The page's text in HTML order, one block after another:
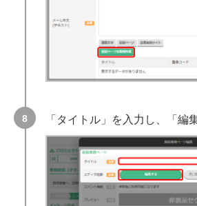
「タイトル」を入力し、「編